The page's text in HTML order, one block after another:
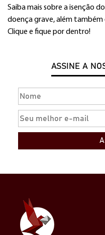
Saiba mais sobre a isenção
doença grave, além
Clique e fique por dentro!
ASSINE A